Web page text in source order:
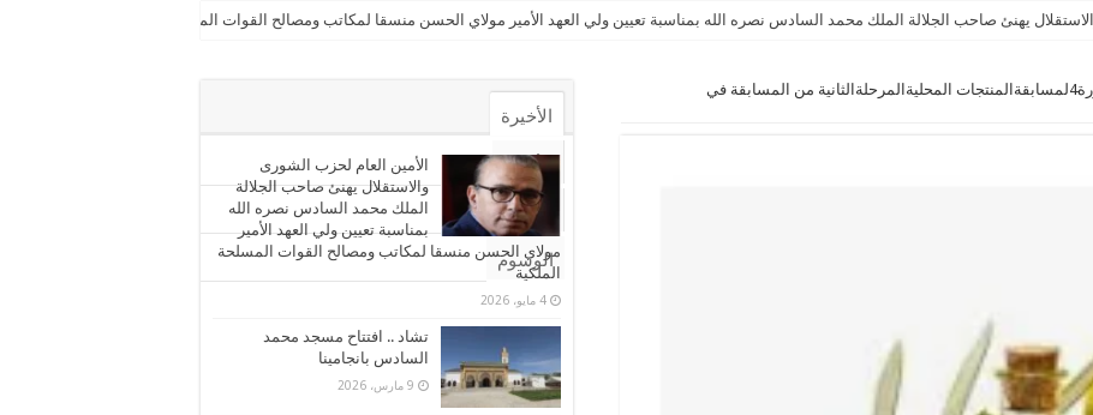
يهنئ صاحب الجلالة الملك محمد السادس نصره الله بمناسبة تعيين ولي العهد الأمير مولاي الحسن منسقا لمكاتب ومصالح القوات المسلحة الملكية
مكناس تحتضن دورة4لمسابقةالمنتجات المحليةالمرحلةالثانية من المسابقة في
الأخيرة
الأشهر
تعليقات
الوسوم
الأمين العام لحزب الشورى
والاستقلال يهنئ صاحب الجلالة
الملك محمد السادس نصره الله
بمناسبة تعيين ولي العهد الأمير
مولاي الحسن منسقا لمكاتب ومصالح القوات المسلحة
الملكية
4 مايو، 2026
تشاد .. افتتاح مسجد محمد
السادس بانجامينا
9 مارس، 2026